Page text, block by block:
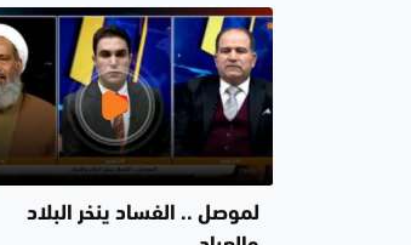
لموصل .. الفساد ينخر البلاد